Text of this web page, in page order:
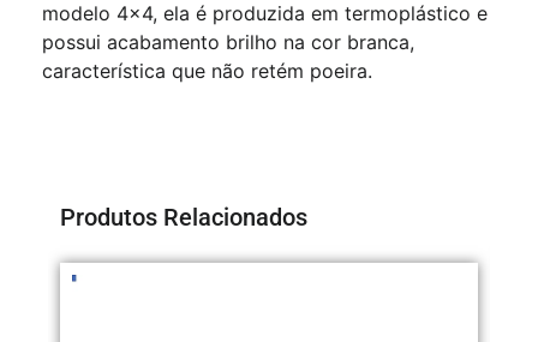
modelo 4×4, ela é produzida em termoplástico e
possui acabamento brilho na cor branca,
característica que não retém poeira.
Produtos Relacionados